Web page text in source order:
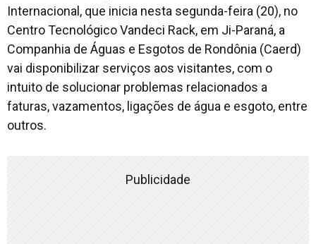
Internacional, que inicia nesta segunda-feira (20), no
Centro Tecnológico Vandeci Rack, em Ji-Paraná, a
Companhia de Águas e Esgotos de Rondônia (Caerd)
vai disponibilizar serviços aos visitantes, com o
intuito de solucionar problemas relacionados a
faturas, vazamentos, ligações de água e esgoto, entre
outros.
Publicidade